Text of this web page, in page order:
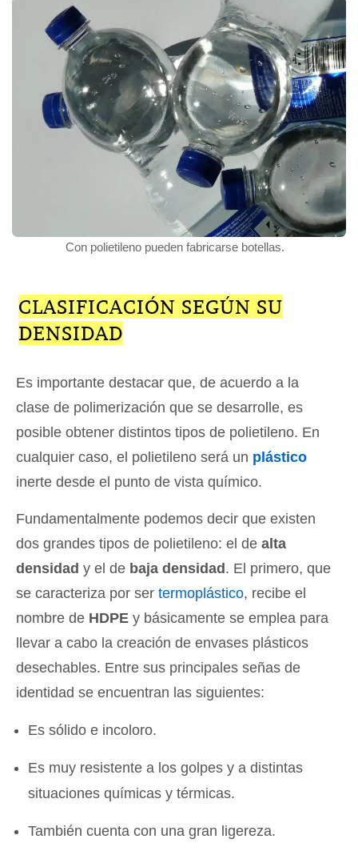
Con polietileno pueden fabricarse botellas.
CLASIFICACIÓN SEGÚN SU
DENSIDAD
Es importante destacar que, de acuerdo a la
clase de polimerización que se desarrolle, es
posible obtener distintos tipos de polietileno. En
cualquier caso, el polietileno será un plástico
inerte desde el punto de vista químico.
Fundamentalmente podemos decir que existen
dos grandes tipos de polietileno: el de alta
densidad y el de baja densidad. El primero, que
se caracteriza por ser termoplástico, recibe el
nombre de HDPE y básicamente se emplea para
llevar a cabo la creación de envases plásticos
desechables. Entre sus principales señas de
identidad se encuentran las siguientes:
Es sólido e incoloro.
Es muy resistente a los golpes y a distintas
situaciones químicas y térmicas.
También cuenta con una gran ligereza.